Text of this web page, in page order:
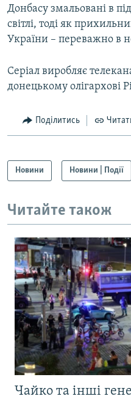
Донбасу змальовані в
світлі, тоді як
України – переважно в
Серіал виробляє
донецькому олігархові
Поділитись
Новини Новини | Події
Читайте також
Чайко та інші